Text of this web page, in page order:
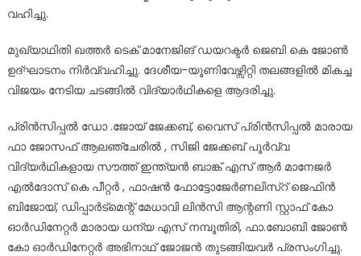
വഹിച്ചു.
മുഖ്യാഥിതി ഖത്തർ ടെക് മാനേജിങ് ഡയറക്ടർ ജെബി കെ ജോൺ
ഉദ്‌ഘാടനം നിർവ്വഹിച്ചു. ദേശീയ-യൂണിവേഴ്സിറ്റി തലങ്ങളിൽ മികച്ച
വിജയം നേടിയ ചടങ്ങിൽ വിദ്യാർഥികളെ ആദരിച്ചു.
പ്രിൻസിപ്പൽ ഡോ .ജോയ് ജേക്കബ്, വൈസ് പ്രിൻസിപ്പൽ മാരായ
ഫാ ജോസഫ് ആലഞ്ചേരിൽ , സിജി ജേക്കബ് പൂർവ്വ
വിദ്യർഥികളായ സൗത്ത് ഇന്ത്യൻ ബാങ്ക് എസ് ആർ മാനേജർ
എൽദോസ് കെ പീറ്റർ , ഫാഷൻ ഫോട്ടോജേർണലിസ്റ് ജെഫിൻ
ബിജോയ്, ഡിപ്പാർട്മെന്റ് മേധാവി ലിൻസി ആന്റണി സ്റ്റാഫ് കോ
ഓർഡിനേറ്റർ മാരായ ധന്യ എസ് നമ്പൂതിരി, ഫാ.ബോബി ജോൺ
കോ ഓർഡിനേറ്റർ അഭിനാഥ്‌ ജോജൻ തുടങ്ങിയവർ പ്രസംഗിച്ചു.